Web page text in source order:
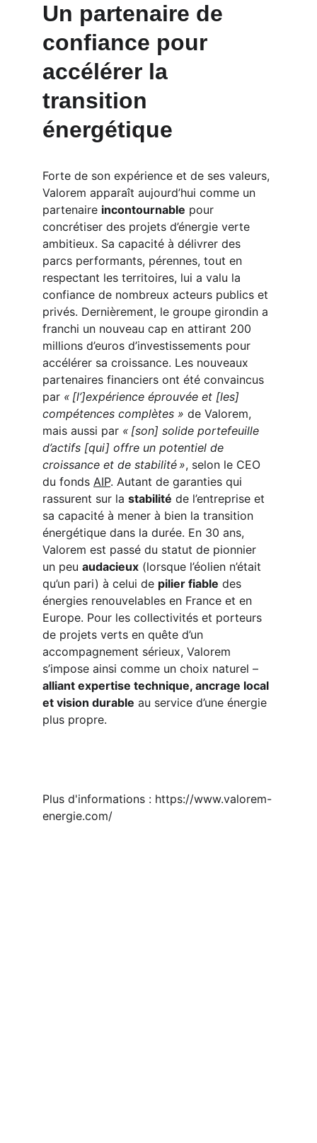
Un partenaire de
confiance pour
accélérer la
transition
énergétique
Forte de son expérience et de ses valeurs,
Valorem apparaît aujourd’hui comme un
partenaire incontournable pour
concrétiser des projets d’énergie verte
ambitieux. Sa capacité à délivrer des
parcs performants, pérennes, tout en
respectant les territoires, lui a valu la
confiance de nombreux acteurs publics et
privés. Dernièrement, le groupe girondin a
franchi un nouveau cap en attirant 200
millions d’euros d’investissements pour
accélérer sa croissance. Les nouveaux
partenaires financiers ont été convaincus
par « [l’]expérience éprouvée et [les]
compétences complètes » de Valorem,
mais aussi par « [son] solide portefeuille
d’actifs [qui] offre un potentiel de
croissance et de stabilité », selon le CEO
du fonds AIP. Autant de garanties qui
rassurent sur la stabilité de l’entreprise et
sa capacité à mener à bien la transition
énergétique dans la durée. En 30 ans,
Valorem est passé du statut de pionnier
un peu audacieux (lorsque l’éolien n’était
qu’un pari) à celui de pilier fiable des
énergies renouvelables en France et en
Europe. Pour les collectivités et porteurs
de projets verts en quête d’un
accompagnement sérieux, Valorem
s’impose ainsi comme un choix naturel –
alliant expertise technique, ancrage local
et vision durable au service d’une énergie
plus propre.
Plus d'informations : https://www.valorem-
energie.com/